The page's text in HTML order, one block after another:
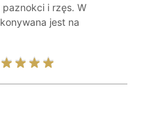
i rzęs. W
jest na